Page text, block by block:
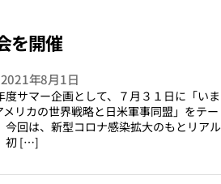
を開催
2021年8月1日
サマー企画として、７月３１日に「いま
リカの世界戦略と日米軍事同盟」をテー
今回は、新型コロナ感染拡大のもとリアル
初 […]